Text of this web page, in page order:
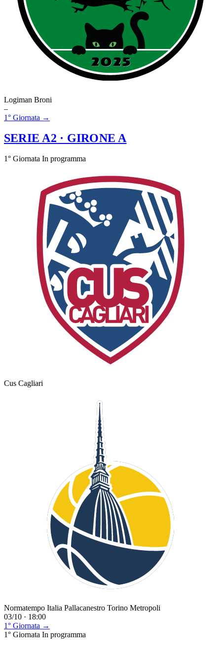
Logiman Broni
–
1° Giornata →
SERIE A2 · GIRONE A
1° Giornata In programma
Cus Cagliari
Normatempo Italia Pallacanestro Torino Metropoli
03/10 · 18:00
1° Giornata →
1° Giornata In programma